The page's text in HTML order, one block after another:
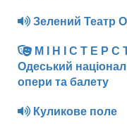
Зелений Театр
М І Н І С Т Е Р С
Одеський
опери та балету
Куликове поле